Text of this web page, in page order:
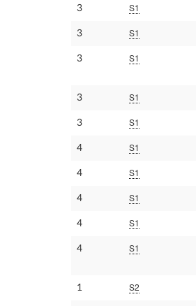
3 S1
3 S1
3 S1
3 S1
3 S1
4 S1
4 S1
4 S1
4 S1
4 S1
1 S2